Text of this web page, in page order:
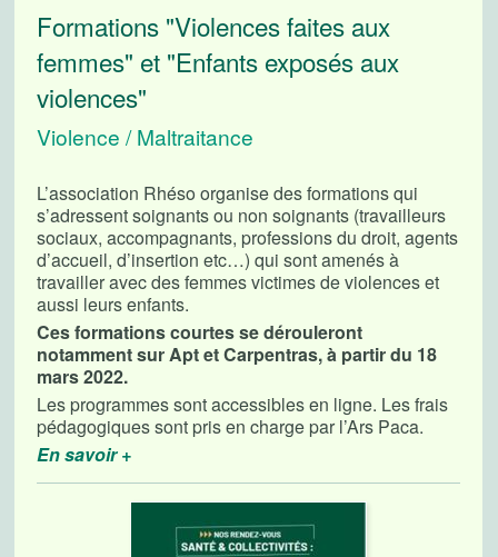
Formations "Violences faites aux
femmes" et "Enfants exposés aux
violences"
Violence / Maltraitance
L’association Rhéso organise des formations qui
s’adressent soignants ou non soignants (travailleurs
sociaux, accompagnants, professions du droit, agents
d’accueil, d’insertion etc…) qui sont amenés à
travailler avec des femmes victimes de violences et
aussi leurs enfants.
Ces formations courtes se dérouleront
notamment sur Apt et Carpentras, à partir du 18
mars 2022.
Les programmes sont accessibles en ligne. Les frais
pédagogiques sont pris en charge par l’Ars Paca.
En savoir +